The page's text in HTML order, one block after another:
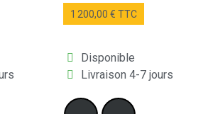
1 200,00 € TTC
Disponible
Livraison 4-7 jours